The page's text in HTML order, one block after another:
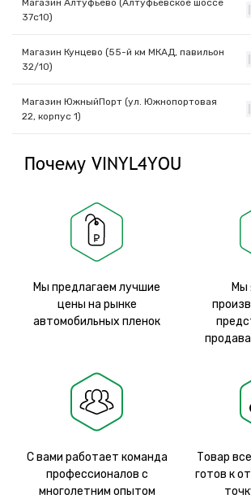
Магазин Алтуфьево (Алтуфьевское шоссе
37с10)
Магазин Кунцево (55-й км МКАД, павильон
32/10)
Магазин ЮжныйПорт (ул. Южнопортовая
22, корпус 1)
Почему VINYL4YOU
Мы предлагаем лучшие
цены на рынке
автомобильных пленок
Мы
С вами работает команда
профессионалов с
многолетним опытом
Товар
готов к